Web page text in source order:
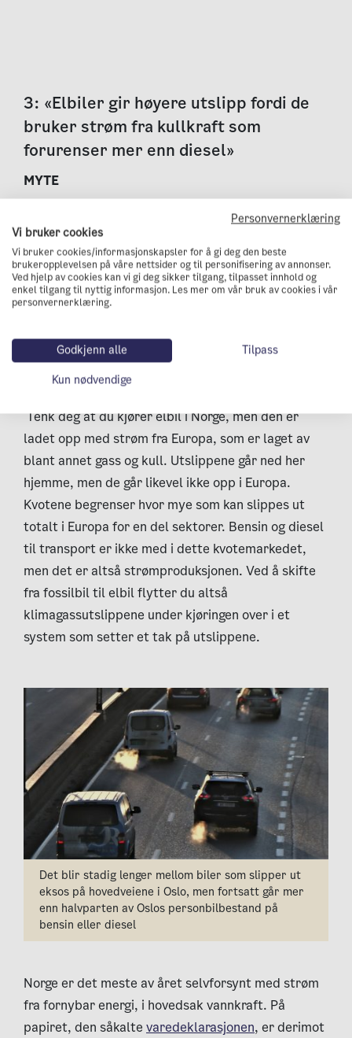
3: «Elbiler gir høyere utslipp fordi de
bruker strøm fra kullkraft som
forurenser mer enn diesel»
MYTE
Uavhengig av strømmiksen viser livsløpsstudier at
elbilen har lavere klimagassutslipp enn fossilbilen
selv om man legger som premiss at
all strøm kommer fra kull. Allerede i dag gir elbiler
mindre utslipp over livsløpet enn fossile biler, selv i
fossile kilder.
Det gir også en ekstra effekt at utslipp fra
Tenk deg at du kjører elbil i Norge, men den er
ladet opp med strøm fra Europa, som er laget av
blant annet gass og kull. Utslippene går ned her
hjemme, men de går likevel ikke opp i Europa.
Kvotene begrenser hvor mye som kan slippes ut
totalt i Europa for en del sektorer. Bensin og diesel
til transport er ikke med i dette kvotemarkedet,
men det er altså strømproduksjonen. Ved å skifte
fra fossilbil til elbil flytter du altså
klimagassutslippene under kjøringen over i et
system som setter et tak på utslippene.
Det blir stadig lenger mellom biler som slipper ut
eksos på hovedveiene i Oslo, men fortsatt går mer
enn halvparten av Oslos personbilbestand på
bensin eller diesel
Norge er det meste av året selvforsynt med strøm
fra fornybar energi, i hovedsak vannkraft. På
papiret, den såkalte varedeklarasjonen, er derimot
Personvernerklæring
Vi bruker cookies
Vi bruker cookies/informasjonskapsler for å gi deg den beste
brukeropplevelsen på våre nettsider og til personifisering av annonser.
Ved hjelp av cookies kan vi gi deg sikker tilgang, tilpasset innhold og
enkel tilgang til nyttig informasjon. Les mer om vår bruk av cookies i vår
personvernerklæring.
Godkjenn alle
Tilpass
Kun nødvendige